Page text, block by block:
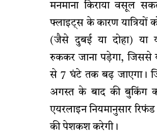
मनमाना किराया वसूल
फ्लाइट्स के कारण यात्रियों
(जैसे दुबई या दोहा) या
रुककर जाना पड़ेगा, जिससे
से 7 घंटे तक बढ़ जाएगा।
अगस्त के बाद की बुकिंग
एयरलाइन नियमानुसार
की पेशकश करेगी।